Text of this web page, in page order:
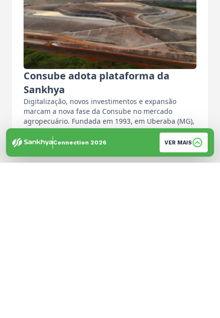
Consube adota plataforma da
Sankhya
Digitalização, novos investimentos e expansão
marcam a nova fase da Consube no mercado
agropecuário. Fundada em 1993, em Uberaba (MG),
…
Por: Equipe de Imprensa
Connection 2026 VER MAIS